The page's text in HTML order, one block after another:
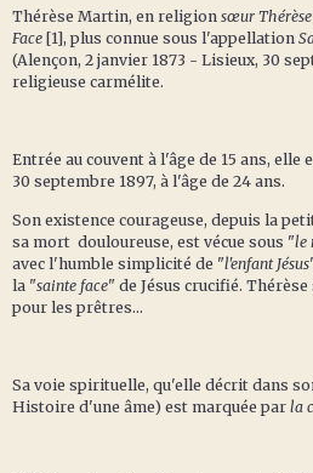
Thérèse Martin, en religion sœur Thérèse
Face [1], plus connue sous l'appellation
(Alençon, 2 janvier 1873 - Lisieux, 30
religieuse carmélite.
Entrée au couvent à l'âge de 15 ans,
30 septembre 1897, à l'âge de 24 ans.
Son existence courageuse, depuis la
sa mort douloureuse, est vécue sous "le
avec l'humble simplicité de "l'enfant Jésus
la "sainte face" de Jésus crucifié.
pour les prêtres...
Sa voie spirituelle, qu'elle décrit dans
Histoire d'une âme) est marquée par la